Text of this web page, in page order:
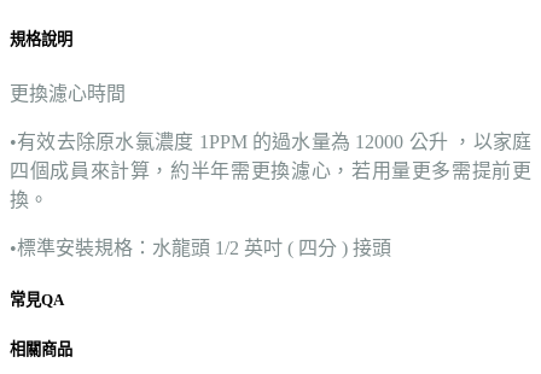
規格說明
更換濾心時間
•有效去除原水氯濃度 1PPM 的過水量為 12000 公升 ，以家庭
四個成員來計算，約半年需更換濾心，若用量更多需提前更
換。
•標準安裝規格：水龍頭 1/2 英吋 ( 四分 ) 接頭
常見QA
相關商品